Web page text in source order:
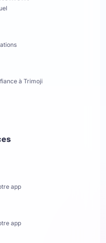
à Trimoji
app
app